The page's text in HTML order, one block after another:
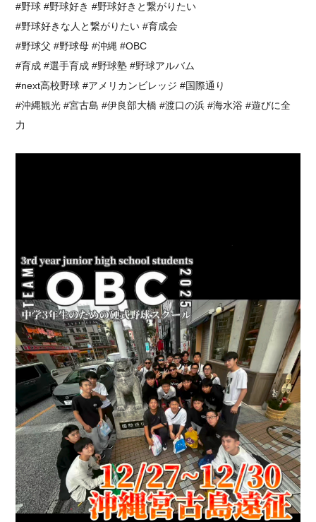
⁡#野球 #野球好き #野球好きと繋がりたい ⁡
⁡#野球好きな人と繋がりたい #育成会
#野球父 #野球母 #沖縄 #OBC⁡
⁡#育成 #選手育成 #野球塾 #野球アルバム
#next高校野球 #アメリカンビレッジ #国際通り
#沖縄観光 #宮古島 #伊良部大橋 #渡口の浜 #海水浴 #遊びに全
力